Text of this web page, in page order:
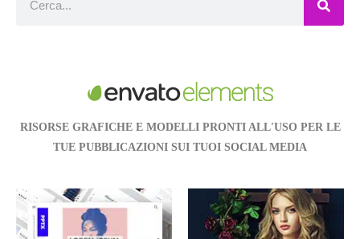
RISORSE GRAFICHE E MODELLI PRONTI ALL'USO PER LE
TUE PUBBLICAZIONI SUI TUOI SOCIAL MEDIA